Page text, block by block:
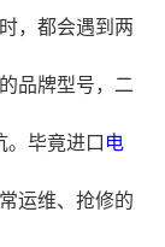
，都会遇到两
品牌型号，二
。毕竟进口 电
运维、抢修的